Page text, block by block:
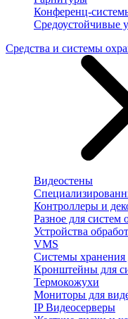
Конференц-
Средоустойчивые
Средства и системы
Видеостены
Контроллеры и
Разное для систем
Устройства
VMS
Системы
Кронштейны для
Термокожухи
Мониторы для
IP Видеосерверы